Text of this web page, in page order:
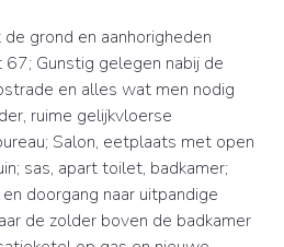
grond en aanhorigheden
Gunstig gelegen nabij de
en alles wat men nodig
ruime gelijkvloerse
Salon, eetplaats met open
sas, apart toilet, badkamer;
doorgang naar uitpandige
de zolder boven de badkamer